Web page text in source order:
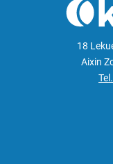
18
Aixin